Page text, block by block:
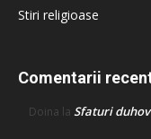
Stiri religioase
Comentarii
Doina la Sfaturi